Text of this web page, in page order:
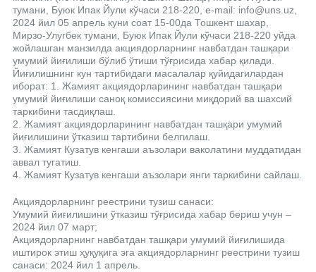
тумани, Буюк Ипак Йули кўчаси 218-220, e-mail: info@uns.uz,
2024 йил 05 апрель куни соат 15-00да Тошкент шахар,
Мирзо-Улугбек тумани, Буюк Ипак Йули кўчаси 218-220 уйда
жойлашган манзилда акциядорларнинг навбатдан ташқари
умумий йиғилиши бўлиб ўтиши тўғрисида хабар қилади.
Йиғилишнинг кун тартибидаги масалалар қуйидагилардан
иборат: 1. Жамият акциядорларининг навбатдан ташқари
умумий йиғилиши саноқ комиссиясини миқдорий ва шахсий
таркибини тасдиқлаш.
2. Жамият акциядорларининг навбатдан ташқари умумий
йиғилишини ўтказиш тартибини белгилаш.
3. Жамият Кузатув кенгаши аъзолари ваколатини муддатидан
аввал тугатиш.
4. Жамият Кузатув кенгаши аъзолари янги таркибини сайлаш.
Акциядорларнинг реестрини тузиш санаси:
Умумий йиғилишини ўтказиш тўғрисида хабар бериш учун –
2024 йил 07 март;
Акциядорларнинг навбатдан ташқари умумий йиғилишида
иштирок этиш ҳуқуқига эга акциядорларнинг реестрини тузиш
санаси: 2024 йил 1 апрель.